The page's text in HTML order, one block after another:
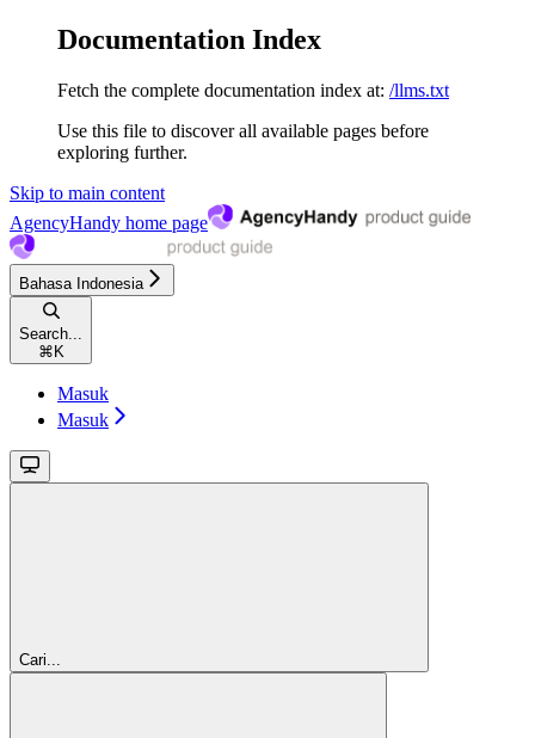
Documentation Index
Fetch the complete documentation index at: /llms.txt
Use this file to discover all available pages before
exploring further.
Skip to main content
AgencyHandy home page
Bahasa Indonesia
Search...
⌘ K
Masuk
Masuk
Cari...